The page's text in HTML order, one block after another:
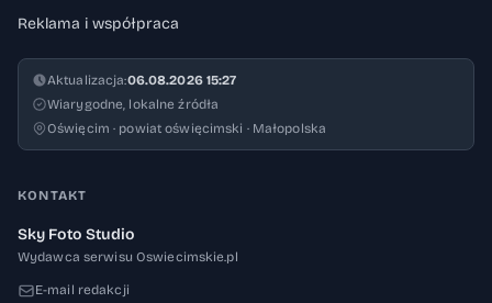
Reklama i współpraca
Aktualizacja:06.08.2026 15:27
Wiarygodne, lokalne źródła
Oświęcim · powiat oświęcimski · Małopolska
KONTAKT
Sky Foto Studio
Wydawca serwisu Oswiecimskie.pl
E-mail redakcji